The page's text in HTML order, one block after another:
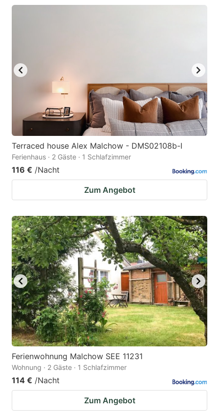
Terraced house Alex Malchow - DMS02108b-I
Ferienhaus · 2 Gäste · 1 Schlafzimmer
116 € /Nacht
Zum Angebot
Ferienwohnung Malchow SEE 11231
Wohnung · 2 Gäste · 1 Schlafzimmer
114 € /Nacht
Zum Angebot